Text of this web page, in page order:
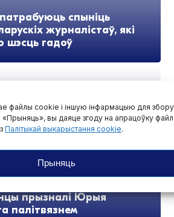
файлы cookie і іншую інфармацыю для збору
«Прыняць», вы даяце згоду на апрацоўку
Палітыкай выкарыстання cookie.
Прыняць
спыніць
журналістаў, які
шэсць гадоў
прызналі Юрыя
палітвязнем